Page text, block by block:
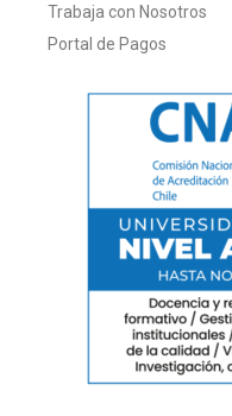
Trabaja con Nosotros
Portal de Pagos